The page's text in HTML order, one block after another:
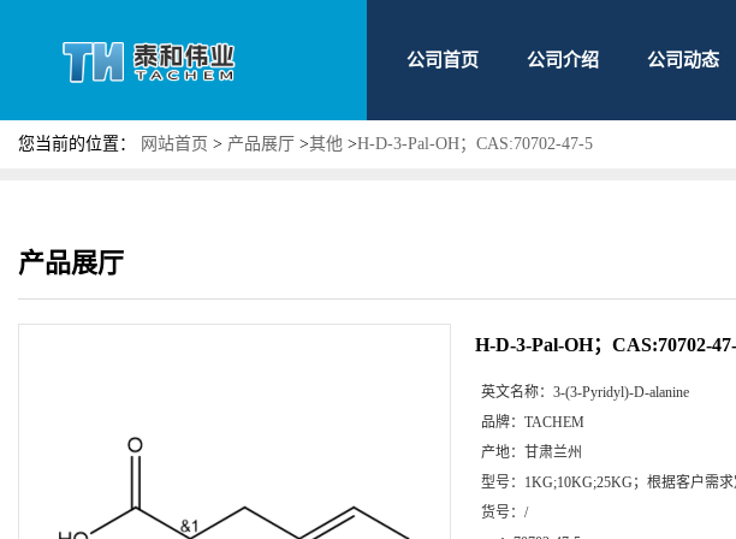
公司首页 公司介绍 公司动态
您当前的位置： 网站首页 > 产品展厅 >其他 >H-D-3-Pal-OH；CAS:70702-47-5
产品展厅
H-D-3-Pal-OH；CAS:70702-
英文名称： 3-(3-Pyridyl)-D-alanine
品牌： TACHEM
产地： 甘肃兰州
型号： 1KG;10KG;25KG；根据客户需求
货号： /